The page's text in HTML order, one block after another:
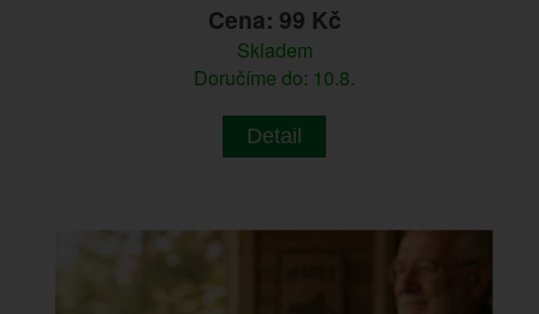
Cena: 99 Kč
Skladem
Doručíme do: 10.8.
Detail